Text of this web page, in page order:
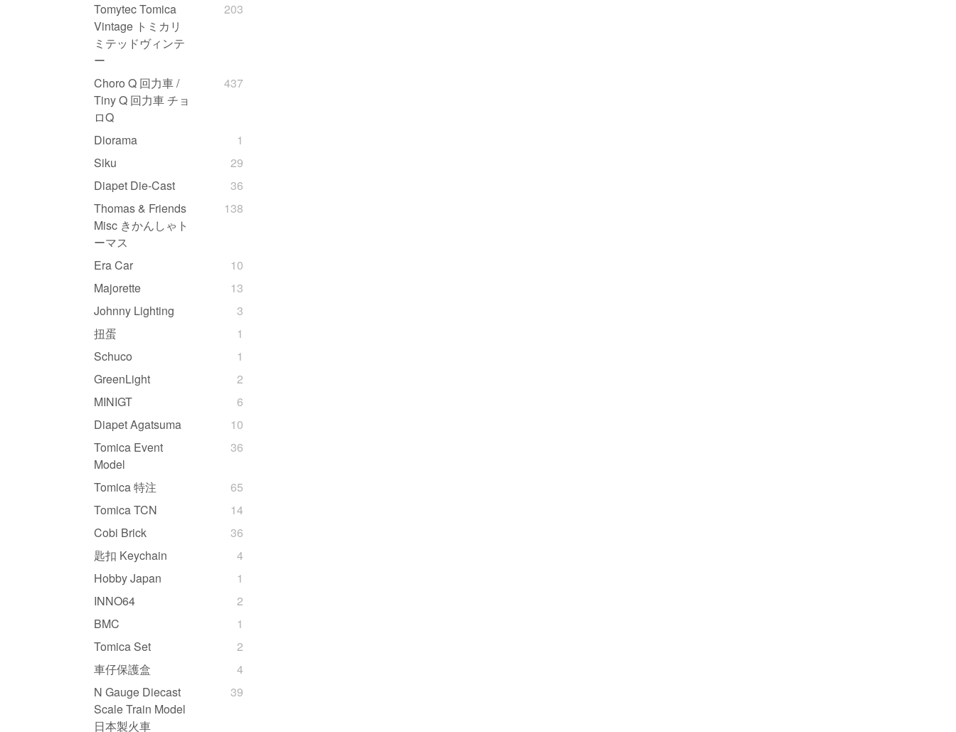
Tomytec Tomica
Vintage トミカリ
ミテッドヴィンテ
ー
203
Choro Q 回力車 /
Tiny Q 回力車 チョ
ロQ
437
Diorama
1
Siku
29
Diapet Die-Cast
36
Thomas & Friends
Misc きかんしゃト
ーマス
138
Era Car
10
Majorette
13
Johnny Lighting
3
扭蛋
1
Schuco
1
GreenLight
2
MINIGT
6
Diapet Agatsuma
10
Tomica Event
Model
36
Tomica 特注
65
Tomica TCN
14
Cobi Brick
36
匙扣 Keychain
4
Hobby Japan
1
INNO64
2
BMC
1
Tomica Set
2
車仔保護盒
4
N Gauge Diecast
Scale Train Model
日本製火車
39